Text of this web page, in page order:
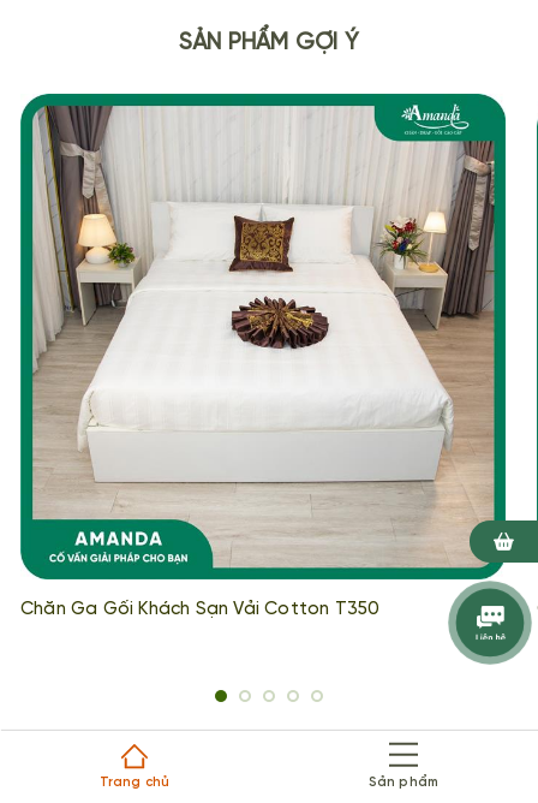
Trang chủ Sản phẩm
SẢN PHẨM GỢI Ý
Chăn Ga Gối Khách Sạn Vải Cotton T350